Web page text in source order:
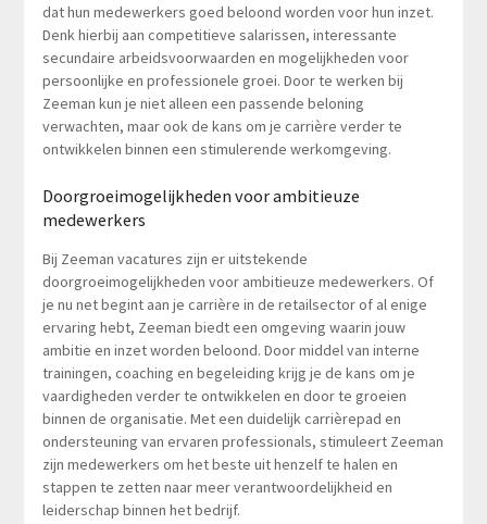
dat hun medewerkers goed beloond worden voor hun inzet.
Denk hierbij aan competitieve salarissen, interessante
secundaire arbeidsvoorwaarden en mogelijkheden voor
persoonlijke en professionele groei. Door te werken bij
Zeeman kun je niet alleen een passende beloning
verwachten, maar ook de kans om je carrière verder te
ontwikkelen binnen een stimulerende werkomgeving.
Doorgroeimogelijkheden voor ambitieuze
medewerkers
Bij Zeeman vacatures zijn er uitstekende
doorgroeimogelijkheden voor ambitieuze medewerkers. Of
je nu net begint aan je carrière in de retailsector of al enige
ervaring hebt, Zeeman biedt een omgeving waarin jouw
ambitie en inzet worden beloond. Door middel van interne
trainingen, coaching en begeleiding krijg je de kans om je
vaardigheden verder te ontwikkelen en door te groeien
binnen de organisatie. Met een duidelijk carrièrepad en
ondersteuning van ervaren professionals, stimuleert Zeeman
zijn medewerkers om het beste uit henzelf te halen en
stappen te zetten naar meer verantwoordelijkheid en
leiderschap binnen het bedrijf.